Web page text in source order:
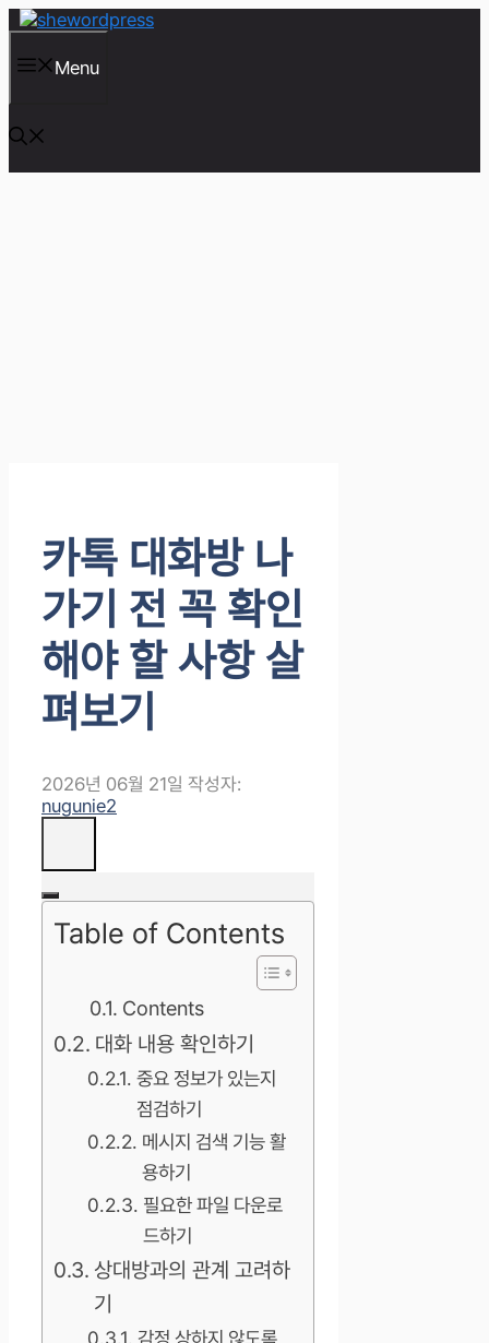
컨
츠
건
너
뛰
기
Menu
카톡 대화방 나
가기 전 꼭 확인
해야 할 사항 살
펴보기
2026년 06월 21일 작성자:
nugunie2
Table of Contents
Contents
대화 내용 확인하기
중요 정보가 있는지
점검하기
메시지 검색 기능 활
용하기
필요한 파일 다운로
드하기
상대방과의 관계 고려하
기